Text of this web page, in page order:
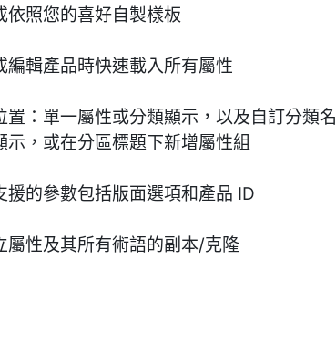
依照您的喜好自製樣板
輯產品時快速載入所有屬性
：單一屬性或分類顯示，以及自訂分類名
，或在分區標題下新增屬性組
的參數包括版面選項和產品 ID
屬性及其所有術語的副本/克隆